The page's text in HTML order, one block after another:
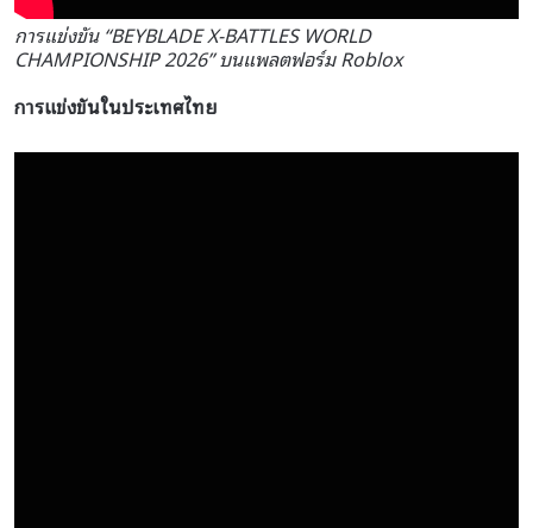
การแข่งขัน “BEYBLADE X-BATTLES WORLD
CHAMPIONSHIP 2026” บนแพลตฟอร์ม Roblox
การแข่งขันในประเทศไทย